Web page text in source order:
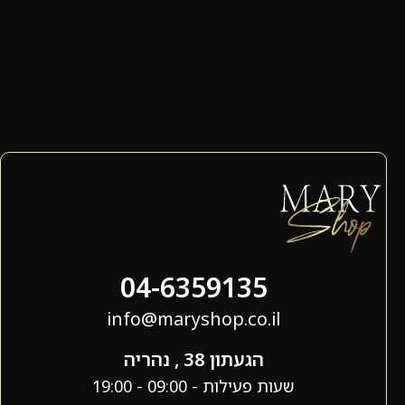
04-6359135
info@maryshop.co.il
הגעתון 38 , נהריה
שעות פעילות - 09:00 - 19:00